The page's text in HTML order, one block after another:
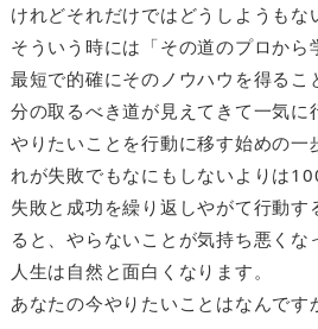
けれどそれだけではどうしようもな
そういう時には「その道のプロから
最短で的確にそのノウハウを得るこ
分の取るべき道が見えてきて一気に
やりたいことを行動に移す始めの一
れが失敗でもなにもしないよりは
失敗と成功を繰り返しやがて行動す
ると、やらないことが気持ち悪く
人生は自然と面白くなります。
あなたの今やりたいことはなんです